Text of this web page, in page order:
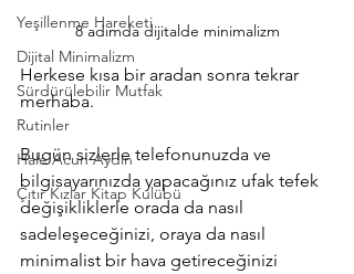
Yeşillenme Hareketi
Dijital Minimalizm
Sürdürülebilir Mutfak
Rutinler
Hale Acun Aydın
Çıtır Kızlar Kitap Kulübü
8 adımda dijitalde minimalizm
Herkese kısa bir aradan sonra tekrar
merhaba.
Bugün sizlerle telefonunuzda ve
bilgisayarınızda yapacağınız ufak tefek
değişikliklerle orada da nasıl
sadeleşeceğinizi, oraya da nasıl
minimalist bir hava getireceğinizi